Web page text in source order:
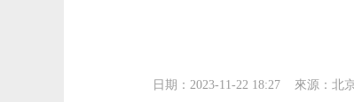
日期：2023-11-22 18:27 來源：北